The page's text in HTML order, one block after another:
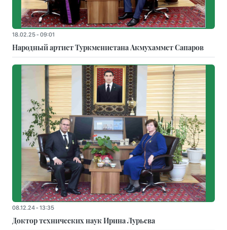
18.02.25 - 09:01
Народный артист Туркменистана Акмухаммет Сапаров
08.12.24 - 13:35
Доктор технических наук Ирина Лурьева